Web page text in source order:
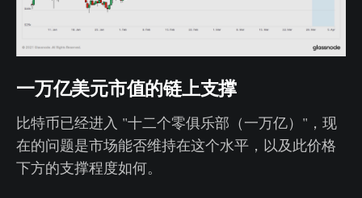
一万亿美元市值的链上支撑
比特币已经进入 "十二个零俱乐部（一万亿）"，现
在的问题是市场能否维持在这个水平，以及此价格
下方的支撑程度如何。